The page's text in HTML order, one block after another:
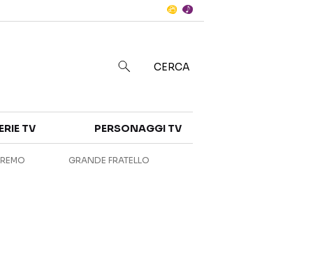
ANTEPRIME
CERCA
TV PERSONAGGI TV
GRANDE FRATELLO